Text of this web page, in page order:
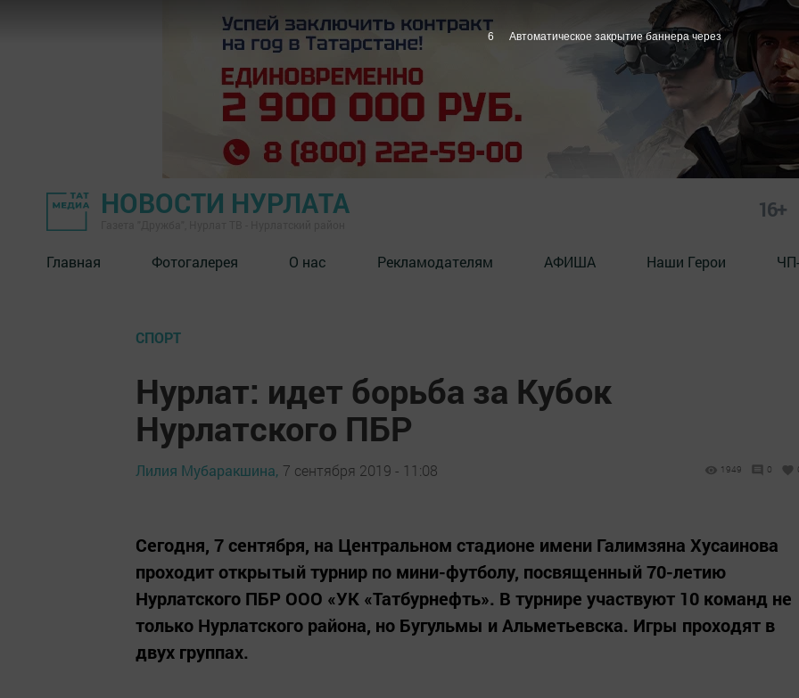
НОВОСТИ НУРЛАТА 16+
Главная Фотогалерея О нас Рекламодателям АФИША Наши Герои
СПОРТ
Нурлат: идет борьба за Кубок
Нурлатского ПБР
Лилия Мубаракшина, 7 сентября 2019 - 11:08 1949 0
Сегодня, 7 сентября, на Центральном стадионе имени Галимзяна Хусаинова
проходит открытый турнир по мини-футболу, посвященный 70-летию
Нурлатского ПБР ООО «УК «Татбурнефть». В турнире участвуют 10 команд не
только Нурлатского района, но Бугульмы и Альметьевска. Игры проходят в
двух группах.
5 Автоматическое закрытие баннера через